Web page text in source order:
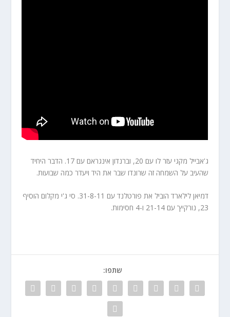
ג'אבייל מקגי עזר לו עם 20, וברנדון אינגראם עם 17. הדבר היחיד
שהעיב על השמחה זה שרונדו שבר את היד ויעדר כמה שבועות.
דמיאן לילארד הוביל את פורטלנד עם 31-8-11. סי ג'י מקלום הוסיף
23, נורקיץ' עם 21-14 ו-4 חסימות.
שתפו: